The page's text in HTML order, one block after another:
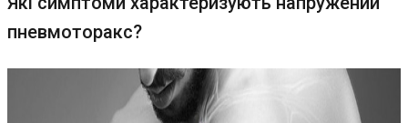
пневмоторакс?